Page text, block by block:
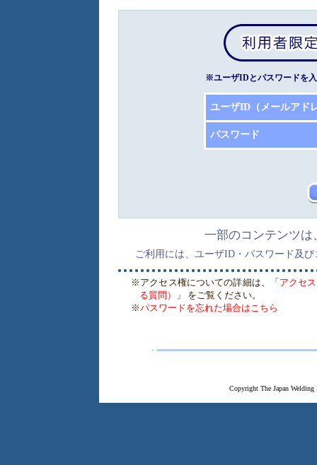
※ユーザIDとパスワードを
ユーザID（メールアド
パスワード
一部のコンテンツ
ご利用には、ユーザID・パスワード及
※アクセス権についての詳細は、「 アクセ
る質問）
」 をご覧ください。
※パスワードを忘れた場合はこちら
Copyright The Japan